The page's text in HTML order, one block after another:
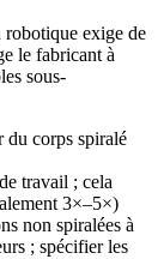
exige de
le fabricant à
sous-
corps spiralé
travail ; cela
3×–5×)
non spiralées à
; spécifier les